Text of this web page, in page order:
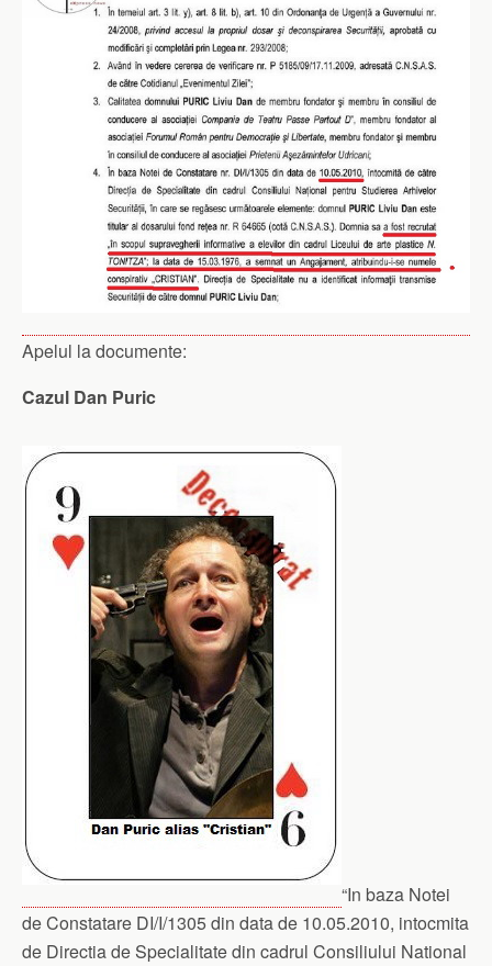
Apelul la documente:
Cazul Dan Puric
“In baza Notei
de Constatare DI/I/1305 din data de 10.05.2010, intocmita
de Directia de Specialitate din cadrul Consiliului National